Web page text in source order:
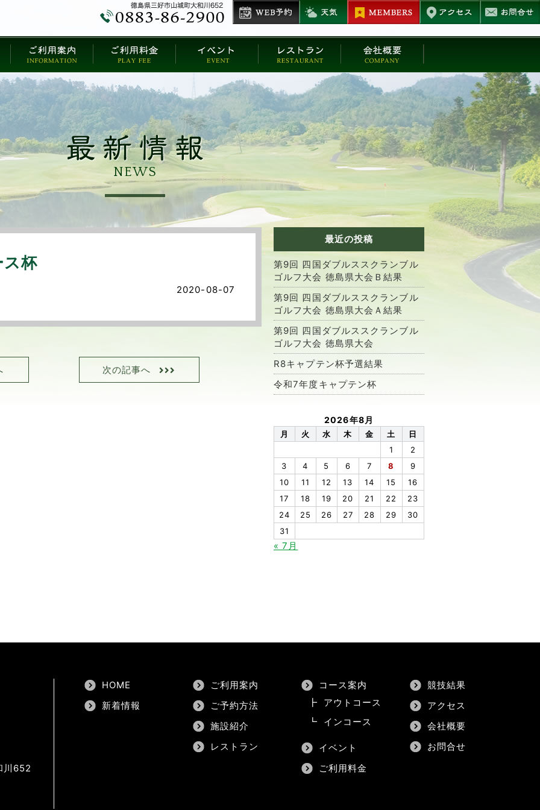
NEWS
杯
2020-08-07
次の記事へ
最近の投稿
第9回 四国ダブルススクランブル
ゴルフ大会 徳島県大会Ｂ結果
第9回 四国ダブルススクランブル
ゴルフ大会 徳島県大会Ａ結果
第9回 四国ダブルススクランブル
ゴルフ大会 徳島県大会
R8キャプテン杯予選結果
令和7年度キャプテン杯
2026年8月
月 火 水 木 金 土
日
1
2
3
4 5 6 7 8
9
10
11 12 13 14 15
16
17
18 19 20 21 22
23
24
25 26 27 28 29
30
31
« 7月
川652
HOME
新着情報
ご利用案内
ご予約方法
施設紹介
レストラン
コース案内
┣
アウトコース
┗
インコース
イベント
ご利用料金
競技結果
アクセス
会社概要
お問合せ